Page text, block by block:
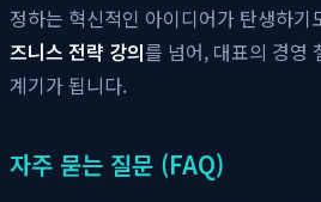
정하는 혁신적인 아이디어가 탄생하기
즈니스 전략 강의를 넘어, 대표의 경영
계기가 됩니다.
자주 묻는 질문 (FAQ)